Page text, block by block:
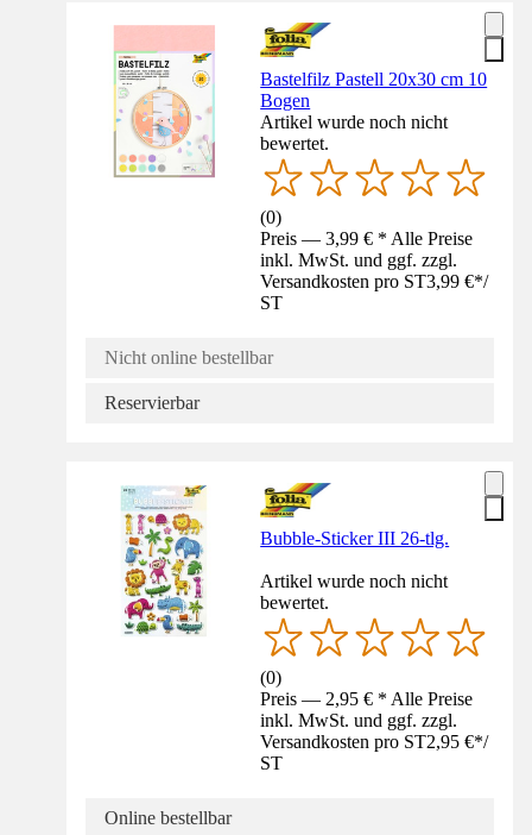
Bastelfilz Pastell 20x30 cm 10
Bogen
Artikel wurde noch nicht
bewertet.
(0)
Preis — 3,99 € * Alle Preise
inkl. MwSt. und ggf. zzgl.
Versandkosten pro ST3,99 €*/
ST
Nicht online bestellbar
Reservierbar
Bubble-Sticker III 26-tlg.
Artikel wurde noch nicht
bewertet.
(0)
Preis — 2,95 € * Alle Preise
inkl. MwSt. und ggf. zzgl.
Versandkosten pro ST2,95 €*/
ST
Online bestellbar